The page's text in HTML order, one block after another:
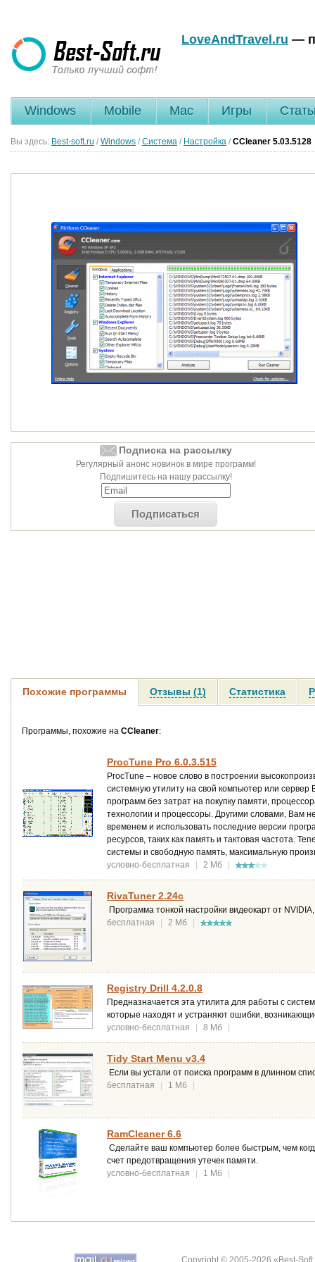
LoveAndTravel.ru —
Windows Mobile Mac Игры
Вы здесь: Best-soft.ru / Windows / Система / Настройка / CCleaner 5.03.5128
Подписка на рассылку
Регулярный анонс новинок в мире программ!
Подпишитесь на нашу рассылку!
Подписаться
Похожие программы Отзывы (1) Статистика
Программы, похожие на CCleaner:
ProcTune Pro 6.0.3.515
ProcTune – новое слово в построении
системную утилиту на свой компьютер или
программ без затрат на покупку памяти,
технологии и процессоры. Другими словами, Вам
временем и использовать последние версии
ресурсов, таких как память и тактовая частота.
системы и свободную память, максимальную
условно-бесплатная
| 2 Мб |
RivaTuner 2.24с
Программа тонкой настройки видеокарт от
бесплатная
| 2 Мб |
Registry Drill 4.2.0.8
Предназначается эта утилита для работы с
которые находят и устраняют ошибки,
условно-бесплатная
| 8 Мб |
Tidy Start Menu v3.4
Если вы устали от поиска программ в длинном
бесплатная
| 1 Мб |
RamCleaner 6.6
Сделайте ваш компьютер более быстрым, чем
счет предотвращения утечек памяти.
условно-бесплатная
| 1 Мб |
Copyright © 2005-2026 «Best-